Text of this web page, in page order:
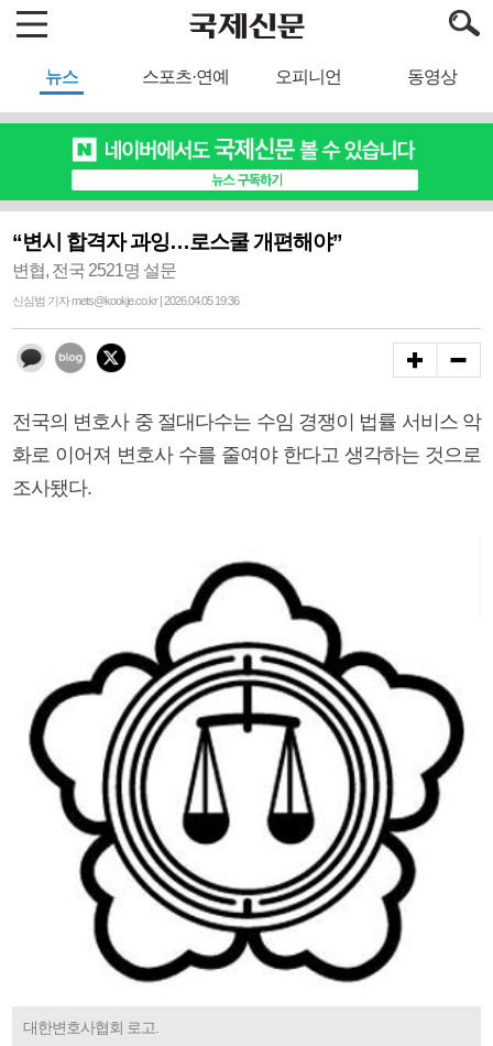
뉴스 스포츠·연예 오피니언 동영상
“변시 합격자 과잉…로스쿨 개편해야”
변협, 전국 2521명 설문
신심범 기자 mets@kookje.co.kr | 2026.04.05 19:36
전국의 변호사 중 절대다수는 수임 경쟁이 법률 서비스 악
화로 이어져 변호사 수를 줄여야 한다고 생각하는 것으로
조사됐다.
대한변호사협회 로고.